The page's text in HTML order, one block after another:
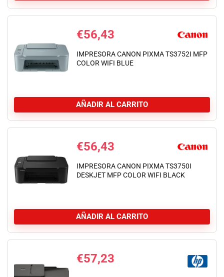
€56,43
IMPRESORA CANON PIXMA TS3752I MFP
COLOR WIFI BLUE
AÑADIR AL CARRITO
€56,43
IMPRESORA CANON PIXMA TS3750I
DESKJET MFP COLOR WIFI BLACK
AÑADIR AL CARRITO
€57,23